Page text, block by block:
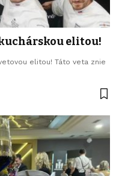
elitou!
elitou! Táto veta znie